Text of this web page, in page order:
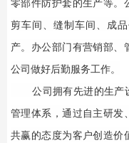
零部件防护套的生产等。
剪车间、缝制车间、成
产。办公部门有营销部、
公司做好后勤服务工作。
公司拥有先进的生产设
管理体系，通过自主研发
共赢的态度为客户创造价